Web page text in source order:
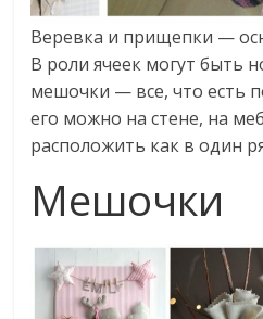
Веревка и прищепки —
В роли ячеек могут быть
мешочки — все, что есть
его можно на стене, на
расположить как в один
Мешочки